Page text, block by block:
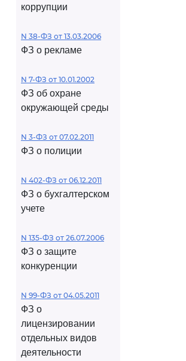
коррупции
N 38-ФЗ от 13.03.2006
ФЗ о рекламе
N 7-ФЗ от 10.01.2002
ФЗ об охране
окружающей среды
N 3-ФЗ от 07.02.2011
ФЗ о полиции
N 402-ФЗ от 06.12.2011
ФЗ о бухгалтерском
учете
N 135-ФЗ от 26.07.2006
ФЗ о защите
конкуренции
N 99-ФЗ от 04.05.2011
ФЗ о
лицензировании
отдельных видов
деятельности